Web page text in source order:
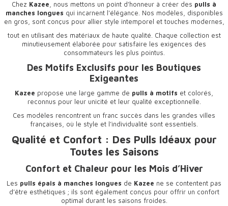
Chez Kazee , nous mettons un point d'honneur à créer des pulls à
manches longues qui incarnent l'élégance. Nos modèles, disponibles
en gros, sont conçus pour allier style intemporel et touches modernes,
tout en utilisant des matériaux de haute qualité. Chaque collection est
minutieusement élaborée pour satisfaire les exigences des
consommateurs les plus pointus.
Des Motifs Exclusifs pour les Boutiques
Exigeantes
Kazee propose une large gamme de pulls à motifs et colorés,
reconnus pour leur unicité et leur qualité exceptionnelle.
Ces modèles rencontrent un franc succès dans les grandes villes
françaises, où le style et l’individualité sont essentiels.
Qualité et Confort : Des Pulls Idéaux pour
Toutes les Saisons
Confort et Chaleur pour les Mois d’Hiver
Les pulls épais à manches longues de Kazee ne se contentent pas
d’être esthétiques ; ils sont également conçus pour offrir un confort
optimal durant les saisons froides.